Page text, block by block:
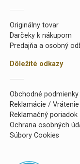
Originálny tovar
Darčeky k nákupom
Predajňa a osobný
Dôležité odkazy
Obchodné podmienky
Reklamácie / Vrátenie
Reklamačný poriadok
Ochrana osobných
Súbory Cookies